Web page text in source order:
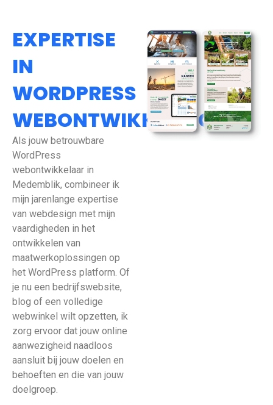
EXPERTISE
IN
WORDPRESS
WEBONTWIKKELING
Als jouw betrouwbare
WordPress
webontwikkelaar in
Medemblik, combineer ik
mijn jarenlange expertise
van webdesign met mijn
vaardigheden in het
ontwikkelen van
maatwerkoplossingen op
het WordPress platform. Of
je nu een bedrijfswebsite,
blog of een volledige
webwinkel wilt opzetten, ik
zorg ervoor dat jouw online
aanwezigheid naadloos
aansluit bij jouw doelen en
behoeften en die van jouw
doelgroep.